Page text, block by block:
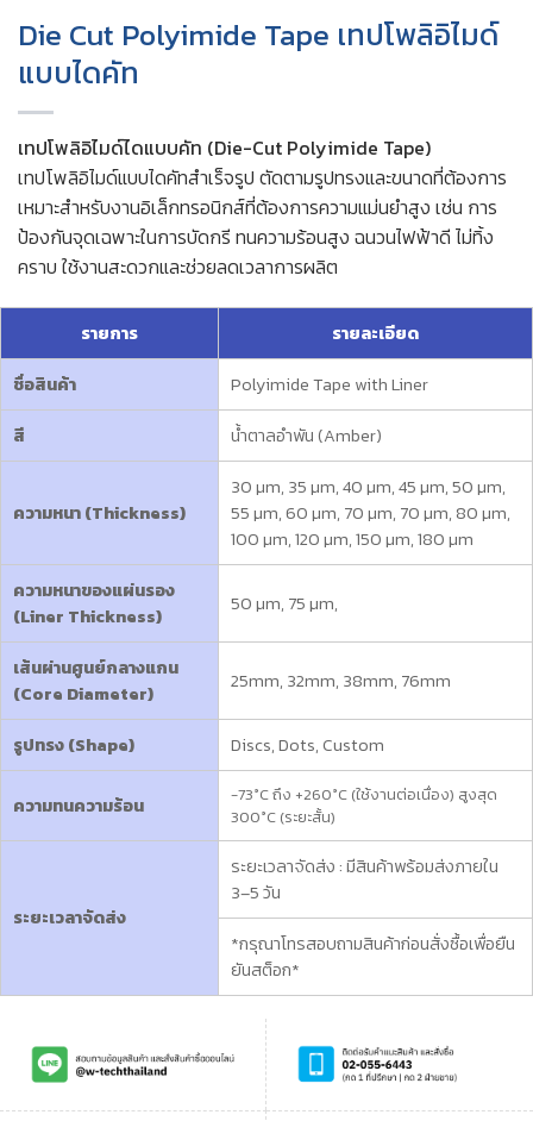
Die Cut Polyimide Tape เทปโพลิอิไมด์
แบบไดคัท
เทปโพลิอิไมด์ไดแบบคัท (Die-Cut Polyimide Tape)
เทปโพลิอิไมด์แบบไดคัทสำเร็จรูป ตัดตามรูปทรงและขนาดที่ต้องการ
เหมาะสำหรับงานอิเล็กทรอนิกส์ที่ต้องการความแม่นยำสูง เช่น การ
ป้องกันจุดเฉพาะในการบัดกรี ทนความร้อนสูง ฉนวนไฟฟ้าดี ไม่ทิ้ง
คราบ ใช้งานสะดวกและช่วยลดเวลาการผลิต
รายการ
รายละเอียด
ชื่อสินค้า
Polyimide Tape with Liner
สี
น้ำตาลอำพัน (Amber)
ความหนา (Thickness)
30 µm, 35 µm, 40 µm, 45 µm, 50 µm,
55 µm, 60 µm, 70 µm, 70 µm, 80 µm,
100 µm, 120 µm, 150 µm, 180 µm
ความหนาของแผ่นรอง
(Liner Thickness)
50 µm, 75 µm,
เส้นผ่านศูนย์กลางแกน
(Core Diameter)
25mm, 32mm, 38mm, 76mm
รูปทรง (Shape) Discs, Dots, Custom
ความทนความร้อน
-73°C ถึง +260°C (ใช้งานต่อเนื่อง) สูงสุด
300°C (ระยะสั้น)
ระยะเวลาจัดส่ง
ระยะเวลาจัดส่ง : มีสินค้าพร้อมส่งภายใน
3–5 วัน
*กรุณาโทรสอบถามสินค้าก่อนสั่งซื้อเพื่อยืน
ยันสต็อก*